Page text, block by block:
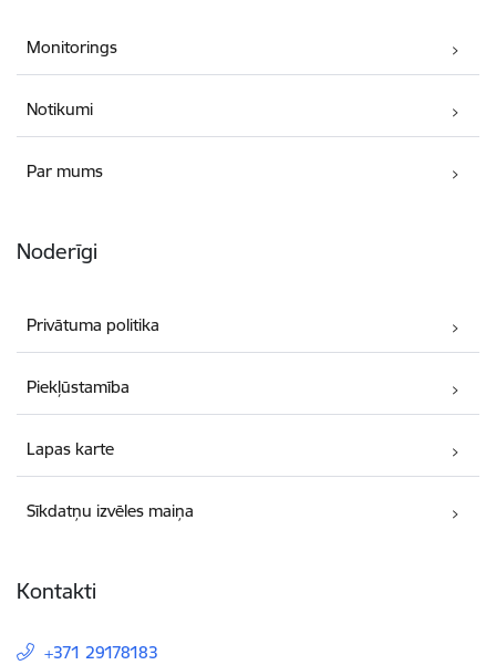
Monitorings
Notikumi
Par mums
Noderīgi
Privātuma politika
Piekļūstamība
Lapas karte
Sīkdatņu izvēles maiņa
Kontakti
+371 29178183